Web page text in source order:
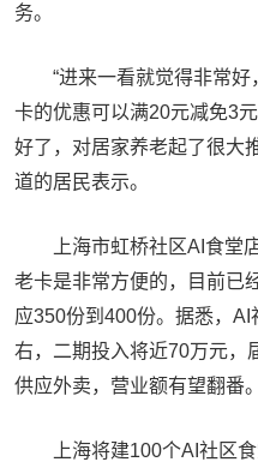
务。
“进来一看就觉得非常
卡的优惠可以满20元减免3
好了，对居家养老起了很大
道的居民表示。
上海市虹桥社区AI食堂
老卡是非常方便的，目前已
应350份到400份。据悉，
右，二期投入将近70万元，
供应外卖，营业额有望翻番。
上海将建100个AI社区